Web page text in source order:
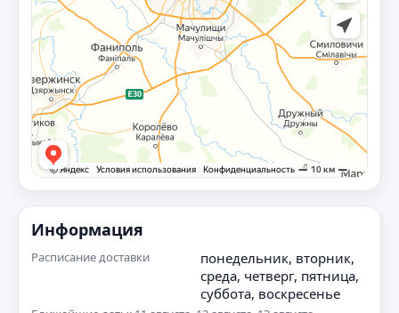
Информация
Расписание доставки
понедельник, вторник,
среда, четверг, пятница,
суббота, воскресенье